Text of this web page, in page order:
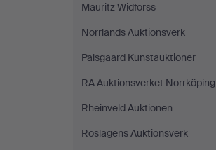
Mauritz Widforss
Norrlands Auktionsverk
Palsgaard Kunstauktioner
RA Auktionsverket Norrköping
Rheinveld Auktionen
Roslagens Auktionsverk